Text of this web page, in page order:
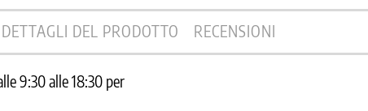
DETTAGLI DEL PRODOTTO RECENSIONI
9:30 alle 18:30 per